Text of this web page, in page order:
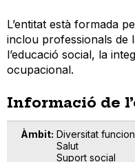
L’entitat està formada
inclou professionals de
l’educació social, la
ocupacional.
Informació de
Àmbit Diversitat
Salut
Suport social